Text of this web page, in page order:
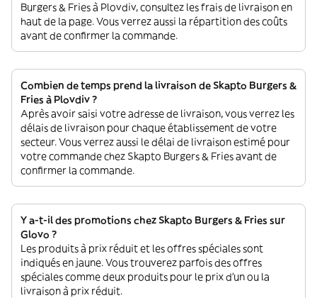
Burgers & Fries à Plovdiv, consultez les frais de livraison en
haut de la page. Vous verrez aussi la répartition des coûts
avant de confirmer la commande.
Combien de temps prend la livraison de Skapto Burgers &
Fries à Plovdiv ?
Après avoir saisi votre adresse de livraison, vous verrez les
délais de livraison pour chaque établissement de votre
secteur. Vous verrez aussi le délai de livraison estimé pour
votre commande chez Skapto Burgers & Fries avant de
confirmer la commande.
Y a-t-il des promotions chez Skapto Burgers & Fries sur
Glovo ?
Les produits à prix réduit et les offres spéciales sont
indiqués en jaune. Vous trouverez parfois des offres
spéciales comme deux produits pour le prix d'un ou la
livraison à prix réduit.